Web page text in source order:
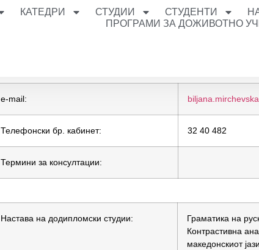
КАТЕДРИ СТУДИИ СТУДЕНТИ
ПРОГРАМИ ЗА ДОЖИВОТНО
e-mail:
Телефонски бр. кабинет: 32 40 482
Термини за консултации:
Настава на додипломски студии:
Граматика на
Контрастивна
македонскиот